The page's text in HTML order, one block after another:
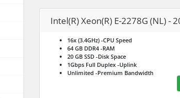
Intel(R) Xeon(R) E-2278G (NL) -
16x (3.4GHz) -CPU Speed
64 GB DDR4 -RAM
20 GB SSD -Disk Space
1Gbps Full Duplex -Uplink
Unlimited -Premium Bandwidth